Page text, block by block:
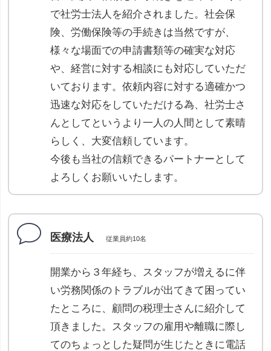
で社労士法人を紹介されました。社会保
険、労働保険等の手続きは当然ですが、
様々な場面での申請書類等の確実な対応
や、経営に対する相談にも対応していただ
いております。依頼内容に対する適確かつ
迅速な対応をしていただける為、社労士さ
んとしてというより一人の人間として素晴
らしく、大変信頼しています。
今後も当社の信頼できるパートナーとして
よろしくお願いいたします。
医療法人 従業員約10名
開業から３年経ち、スタッフが増えるに伴
い労務関係のトラブルが出てきて困ってい
たところに、顧問の税理士さんに紹介して
頂きました。スタッフの雇用や離職に際し
てのちょっとした疑問が生じたときに電話